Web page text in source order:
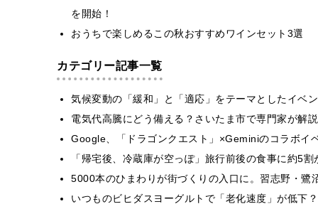
を開始！
おうちで楽しめるこの秋おすすめワインセット3選
カテゴリー記事一覧
気候変動の「緩和」と「適応」をテーマとしたイベ
電気代高騰にどう備える？さいたま市で専門家が解
Google、「ドラゴンクエスト」×Geminiのコラボイ
「帰宅後、冷蔵庫が空っぽ」旅行前後の食事に約5
5000本のひまわりが街づくりの入口に。習志野・
いつものビヒダスヨーグルトで「老化速度」が低